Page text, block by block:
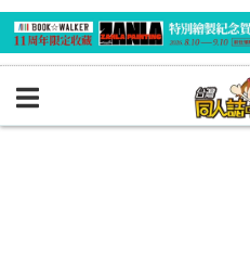
BOOKY書集倉庫